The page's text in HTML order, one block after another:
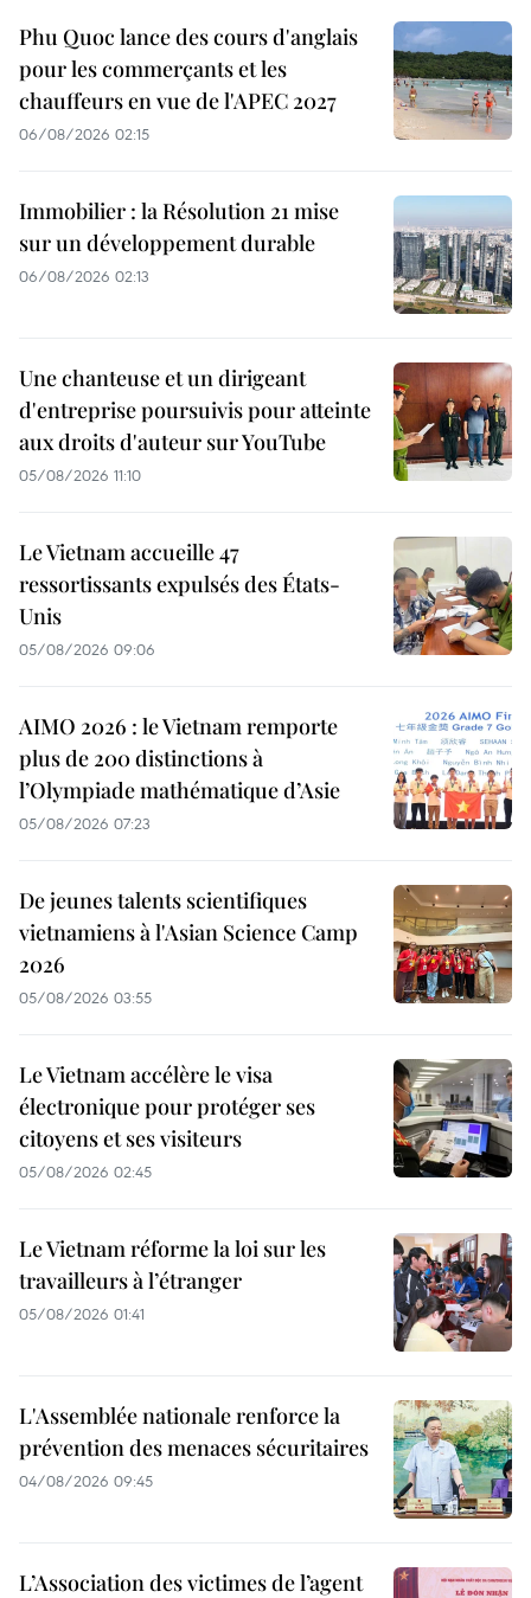
Phu Quoc lance des cours d'anglais
pour les commerçants et les
chauffeurs en vue de l'APEC 2027
06/08/2026 02:15
Immobilier : la Résolution 21 mise
sur un développement durable
06/08/2026 02:13
Une chanteuse et un dirigeant
d'entreprise poursuivis pour atteinte
aux droits d'auteur sur YouTube
05/08/2026 11:10
Le Vietnam accueille 47
ressortissants expulsés des États-
Unis
05/08/2026 09:06
AIMO 2026 : le Vietnam remporte
plus de 200 distinctions à
l’Olympiade mathématique d’Asie
05/08/2026 07:23
De jeunes talents scientifiques
vietnamiens à l'Asian Science Camp
2026
05/08/2026 03:55
Le Vietnam accélère le visa
électronique pour protéger ses
citoyens et ses visiteurs
05/08/2026 02:45
Le Vietnam réforme la loi sur les
travailleurs à l’étranger
05/08/2026 01:41
L'Assemblée nationale renforce la
prévention des menaces sécuritaires
04/08/2026 09:45
L’Association des victimes de l’agent